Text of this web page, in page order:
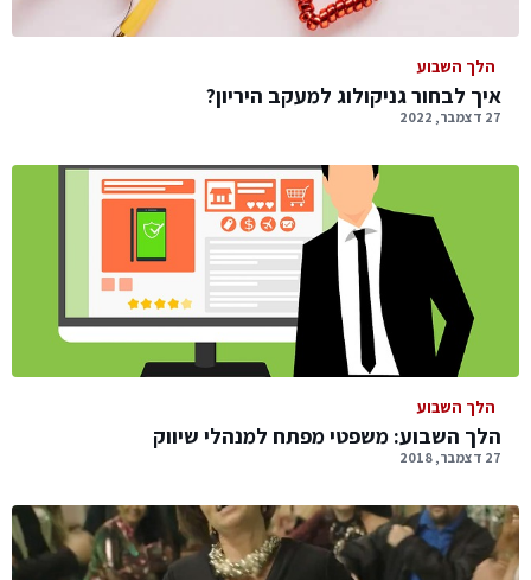
הלך השבוע
איך לבחור גניקולוג למעקב היריון?
27 דצמבר, 2022
הלך השבוע
הלך השבוע: משפטי מפתח למנהלי שיווק
27 דצמבר, 2018